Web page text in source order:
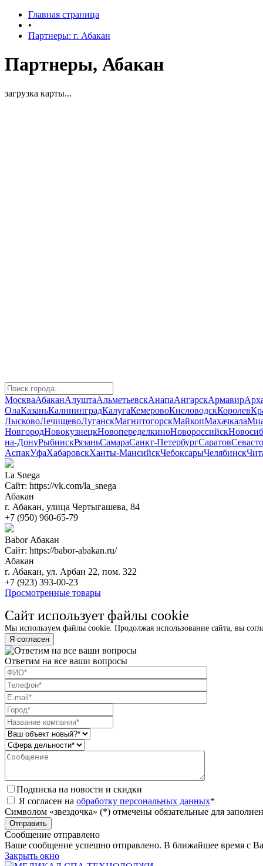
Главная страница
•
Партнеры: г. Абакан
Партнеры, Абакан
загрузка карты...
МоскваАбаканАлуштаАльметьевскАнапаАнгарскАрмавир
ОлаКазаньКалининградКалугаКемеровоКисловодскКоролев
ЛысковоЛечищевоЛуганскМагнитогорскМайкопМахачкала
НовгородНовокузнецкНовопеределкиноНовороссийск
на-ДонуРыбинскРязаньСамараСанкт-ПетербургСаратов
АспакУфаХабаровскХанты-МансийскЧебоксарыЧелябинск
La Snega
Сайт: https://vk.com/la_snega
Абакан
г. Абакан, улица Чертыгашева, 84
+7 (950) 960-65-79
Babor Абакан
Сайт: https://babor-abakan.ru/
Абакан
г. Абакан, ул. Арбан 22, пом. 322
+7 (923) 393-00-23
Просмотренные товары
Сайт использует файлы cookie
Мы используем файлы cookie. Продолжая использование сайта, вы
Я согласен
Ответим на все ваши вопросы
Подписка на новости и скидки
Я согласен на обработку персональных данных*
Символом «звездочка» (*) отмечены обязательные для
Сообщение отправлено
Ваше сообщение успешно отправлено. В ближайшее время с
Закрыть окно